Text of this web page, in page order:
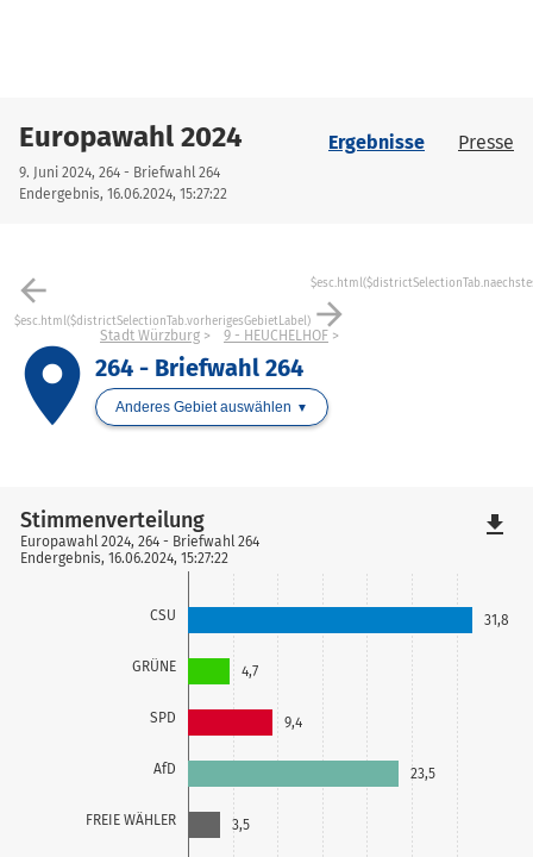
Europawahl 2024
9. Juni 2024, 264 - Briefwahl 264
Endergebnis, 16.06.2024, 15:27:22
Ergebnisse Presse
arrow_back
$esc.html($districtSelectionTab.vorherigesGebietLabel) arrow_forward
place
Stadt Würzburg 9 - HEUCHELHOF
264 - Briefwahl 264
Anderes Gebiet auswählen
CSU
GRÜNE
SPD
AfD
FREIE WÄHLER
31,8
4,7
9,4
23,5
3,5
Stimmenverteilung
Europawahl 2024, 264 - Briefwahl 264
Endergebnis, 16.06.2024, 15:27:22
file_download